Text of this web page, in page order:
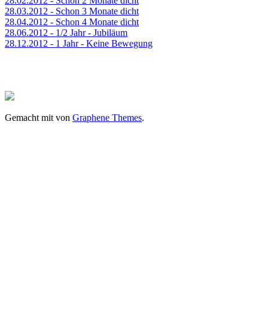
28.03.2012 - Schon 3 Monate dicht
28.04.2012 - Schon 4 Monate dicht
28.06.2012 - 1/2 Jahr - Jubiläum
28.12.2012 - 1 Jahr - Keine Bewegung
Gemacht mit von Graphene Themes.